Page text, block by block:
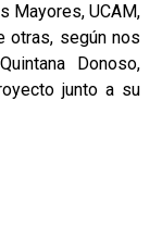
Mayores, UCAM,
otras, según nos
Donoso,
junto a su